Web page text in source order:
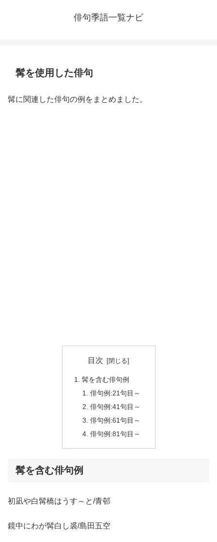
俳句季語一覧ナビ
髯を使用した俳句
髯に関連した俳句の例をまとめました。
目次
髯を含む俳句例
俳句例:21句目～
俳句例:41句目～
俳句例:61句目～
俳句例:81句目～
髯を含む俳句例
初凪や白髯橋はうす～と/青邨
鏡中にわが髯白し裘/島田五空